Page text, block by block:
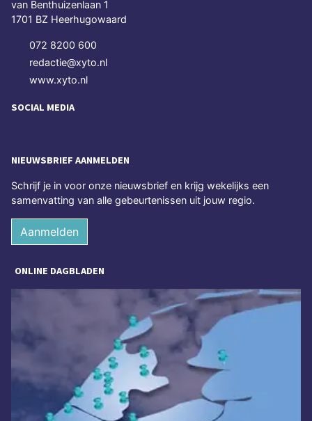
van Benthuizenlaan 1
1701 BZ Heerhugowaard
072 8200 600
redactie@xyto.nl
www.xyto.nl
SOCIAL MEDIA
NIEUWSBRIEF AANMELDEN
Schrijf je in voor onze nieuwsbrief en krijg wekelijks een
samenvatting van alle gebeurtenissen uit jouw regio.
Aanmelden
ONLINE DAGBLADEN